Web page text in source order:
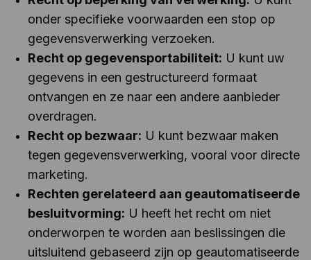
onder specifieke voorwaarden een stop op
gegevensverwerking verzoeken.
Recht op gegevensportabiliteit: U kunt uw
gegevens in een gestructureerd formaat
ontvangen en ze naar een andere aanbieder
overdragen.
Recht op bezwaar: U kunt bezwaar maken
tegen gegevensverwerking, vooral voor directe
marketing.
Rechten gerelateerd aan geautomatiseerde
besluitvorming: U heeft het recht om niet
onderworpen te worden aan beslissingen die
uitsluitend gebaseerd zijn op geautomatiseerde